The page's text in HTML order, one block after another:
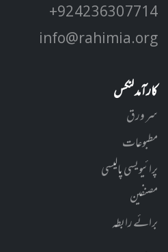
+92 42 3630 7714
info@rahimia.org
کارآمد لنکس
سر ورق
مطبوعات
پرائیویسی پالیسی
مصنفین
برائے رابطہ